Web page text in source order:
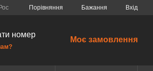
Рос Порівняння Бажання Вхід
номер
Моє замовлення